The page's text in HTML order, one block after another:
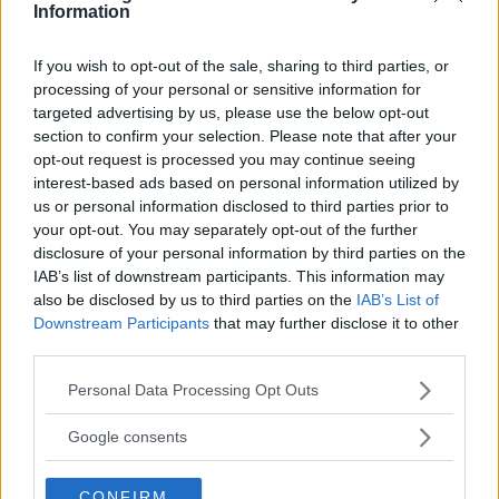
Information
If you wish to opt-out of the sale, sharing to third parties, or
processing of your personal or sensitive information for
targeted advertising by us, please use the below opt-out
section to confirm your selection. Please note that after your
opt-out request is processed you may continue seeing
interest-based ads based on personal information utilized by
us or personal information disclosed to third parties prior to
your opt-out. You may separately opt-out of the further
disclosure of your personal information by third parties on the
IAB’s list of downstream participants. This information may
also be disclosed by us to third parties on the IAB’s List of
Downstream Participants that may further disclose it to other
Please note that this website/app uses one or more Google
not limited to your visit or usage behaviour. You may click to
use your data for below specified purposes in below Google
Personal Data Processing Opt Outs
Google consents
0 kommentarer
Kia Soul återkallas –
problem med
krockkudden
20 april 2022
Störningar mellan system kan göra att
airbagen inte löser ut vid krock. Bilar i Sverige omfattas.
0 kommentarer Gasa (1) Bromsa (5)
Kia e-Soul kommer med
trefasladdning och ”suv-
paket”
NYHETER 9 juli 2020 Elbilen förses med dragkrok som tillval –